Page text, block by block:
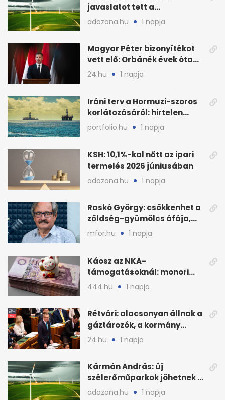
javaslatot tett a
fenntartható szélenergia-
adozona.hu 1 napja
Magyar Péter bizonyítékot
vett elő: Orbánék évek óta
tudtak az energiarendszer
összeomlásáról
24.hu 1 napja
Iráni terv a Hormuzi-szoros
korlátozásáról: hirtelen
megugrott az olajár
portfolio.hu 1 napja
KSH: 10,1%-kal nőtt az ipari
termelés 2026 júniusában
adozona.hu 1 napja
Raskó György: csökkenhet a
zöldség-gyümölcs áfája,
bajban a kukorica
mfor.hu 1 napja
Káosz az NKA-
támogatásoknál: monori
civilek elszámolásai és
444.hu 1 napja
Rétvári: alacsonyan állnak a
gáztározók, a kormány
válságról válságra jut
24.hu 1 napja
Kármán András: új
szélerőműparkok jöhetnek a
kormányülés döntése
adozona.hu 1 napja